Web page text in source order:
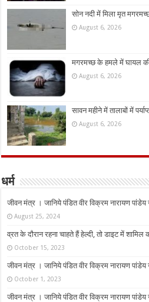
सोन नदी में मिला मृत
August 6, 2026
मगरमच्छ के हमले में घायल
August 6, 2026
सावन महीने में तालाबों में
August 6, 2026
धर्म
जीवन मंत्र । जानिये पंडित वीर विक्रम नारायण
August 25, 2024
व्रत के दौरान रहना चाहते हैं हेल्दी, तो डाइट में
October 15, 2023
जीवन मंत्र । जानिये पंडित वीर विक्रम नारायण
October 1, 2023
जीवन मंत्र । जानिये पंडित वीर विक्रम नारायण